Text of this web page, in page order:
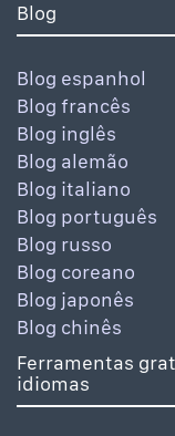
Blog
Blog espanhol
Blog francês
Blog inglês
Blog alemão
Blog italiano
Blog português
Blog russo
Blog coreano
Blog japonês
Blog chinês
Ferramentas
idiomas